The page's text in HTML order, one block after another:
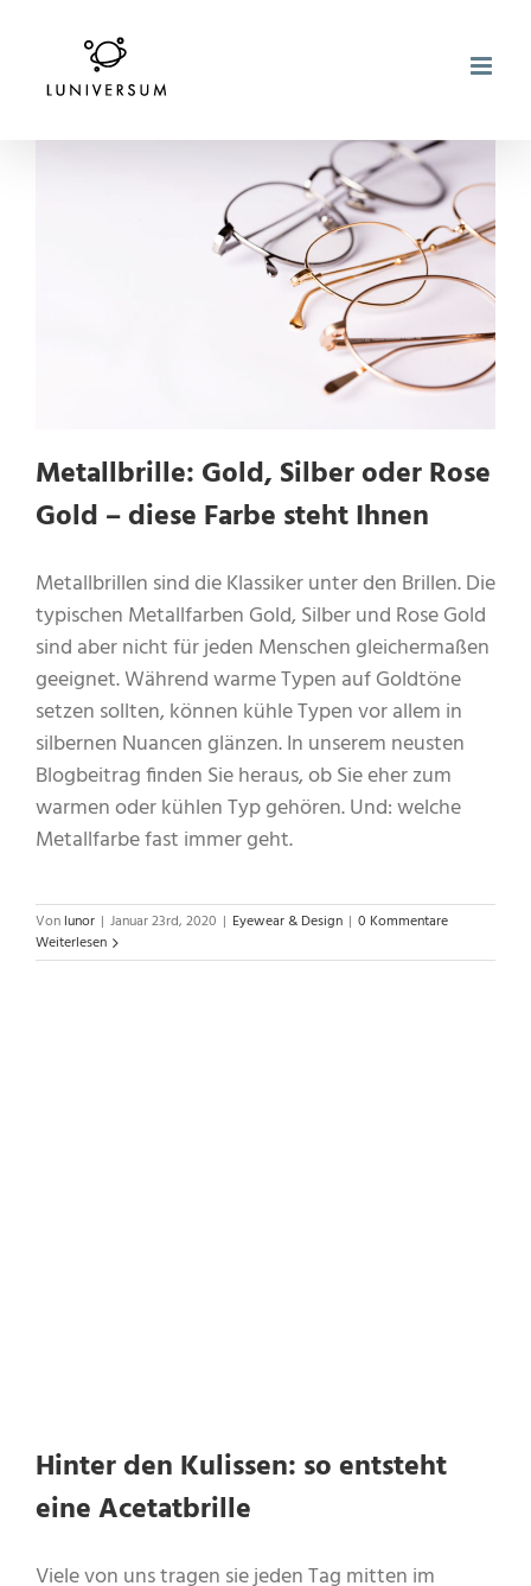
springen
Metallbrille: Gold, Silber oder Rose
Gold – diese Farbe steht Ihnen
Metallbrillen sind die Klassiker unter den Brillen. Die
typischen Metallfarben Gold, Silber und Rose Gold
sind aber nicht für jeden Menschen gleichermaßen
geeignet. Während warme Typen auf Goldtöne
setzen sollten, können kühle Typen vor allem in
silbernen Nuancen glänzen. In unserem neusten
Blogbeitrag finden Sie heraus, ob Sie eher zum
warmen oder kühlen Typ gehören. Und: welche
Metallfarbe fast immer geht.
Von lunor | Januar 23rd, 2020 | Eyewear & Design | 0 Kommentare
Weiterlesen
Hinter den Kulissen: so entsteht
eine Acetatbrille
Viele von uns tragen sie jeden Tag mitten im